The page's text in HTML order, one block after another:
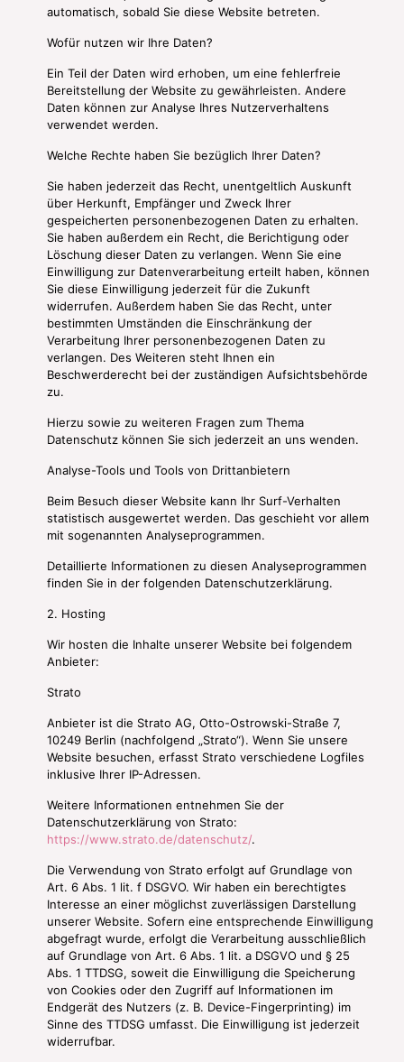
automatisch, sobald Sie diese Website betreten.
Wofür nutzen wir Ihre Daten?
Ein Teil der Daten wird erhoben, um eine fehlerfreie
Bereitstellung der Website zu gewährleisten. Andere
Daten können zur Analyse Ihres Nutzerverhaltens
verwendet werden.
Welche Rechte haben Sie bezüglich Ihrer Daten?
Sie haben jederzeit das Recht, unentgeltlich Auskunft
über Herkunft, Empfänger und Zweck Ihrer
gespeicherten personenbezogenen Daten zu erhalten.
Sie haben außerdem ein Recht, die Berichtigung oder
Löschung dieser Daten zu verlangen. Wenn Sie eine
Einwilligung zur Datenverarbeitung erteilt haben, können
Sie diese Einwilligung jederzeit für die Zukunft
widerrufen. Außerdem haben Sie das Recht, unter
bestimmten Umständen die Einschränkung der
Verarbeitung Ihrer personenbezogenen Daten zu
verlangen. Des Weiteren steht Ihnen ein
Beschwerderecht bei der zuständigen Aufsichtsbehörde
zu.
Hierzu sowie zu weiteren Fragen zum Thema
Datenschutz können Sie sich jederzeit an uns wenden.
Analyse-Tools und Tools von Dritt­anbietern
Beim Besuch dieser Website kann Ihr Surf-Verhalten
statistisch ausgewertet werden. Das geschieht vor allem
mit sogenannten Analyseprogrammen.
Detaillierte Informationen zu diesen Analyseprogrammen
finden Sie in der folgenden Datenschutzerklärung.
2. Hosting
Wir hosten die Inhalte unserer Website bei folgendem
Anbieter:
Strato
Anbieter ist die Strato AG, Otto-Ostrowski-Straße 7,
10249 Berlin (nachfolgend „Strato“). Wenn Sie unsere
Website besuchen, erfasst Strato verschiedene Logfiles
inklusive Ihrer IP-Adressen.
Weitere Informationen entnehmen Sie der
Datenschutzerklärung von Strato:
https://www.strato.de/datenschutz/.
Die Verwendung von Strato erfolgt auf Grundlage von
Art. 6 Abs. 1 lit. f DSGVO. Wir haben ein berechtigtes
Interesse an einer möglichst zuverlässigen Darstellung
unserer Website. Sofern eine entsprechende Einwilligung
abgefragt wurde, erfolgt die Verarbeitung ausschließlich
auf Grundlage von Art. 6 Abs. 1 lit. a DSGVO und § 25
Abs. 1 TTDSG, soweit die Einwilligung die Speicherung
von Cookies oder den Zugriff auf Informationen im
Endgerät des Nutzers (z. B. Device-Fingerprinting) im
Sinne des TTDSG umfasst. Die Einwilligung ist jederzeit
widerrufbar.